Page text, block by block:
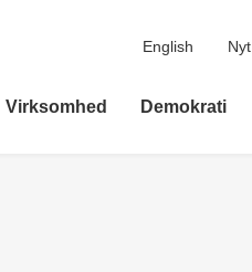
English Nyt
Virksomhed Demokrati